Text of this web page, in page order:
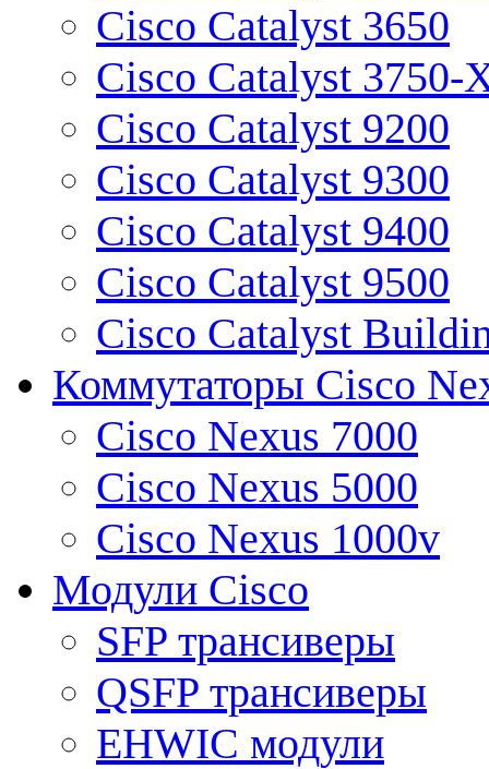
Cisco Catalyst 3650
Cisco Catalyst 3750-
Cisco Catalyst 9200
Cisco Catalyst 9300
Cisco Catalyst 9400
Cisco Catalyst 9500
Cisco Catalyst
Коммутаторы Cisco
Cisco Nexus 7000
Cisco Nexus 5000
Cisco Nexus 1000v
Модули Cisco
SFP трансиверы
QSFP трансиверы
EHWIC модули